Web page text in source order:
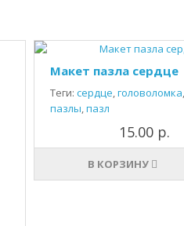
Макет пазла сердце
Теги: сердце,головоломка,
пазлы,пазл
15.00 р.
В КОРЗИНУ